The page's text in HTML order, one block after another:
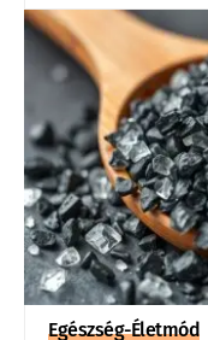
Egészség-Életmód